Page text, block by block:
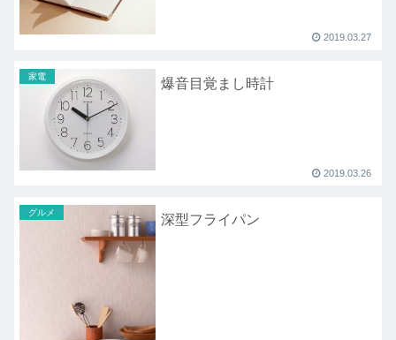
2019.03.27
家電 爆音目覚まし時計
2019.03.26
グルメ 深型フライパン